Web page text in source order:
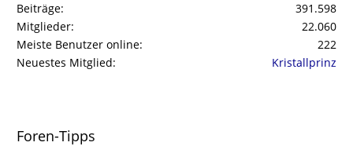
Beiträge
391.598
Mitglieder
22.060
Meiste Benutzer online
222
Neuestes Mitglied
Kristallprinz
Foren-Tipps